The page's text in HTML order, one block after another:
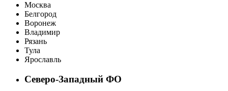
Москва
Белгород
Воронеж
Владимир
Рязань
Тула
Ярославль
Северо-Западный ФО